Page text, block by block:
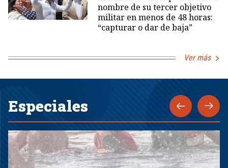
nombre de su tercer objetivo
militar en menos de 48 horas:
“capturar o dar de baja”
Ver más
Especiales